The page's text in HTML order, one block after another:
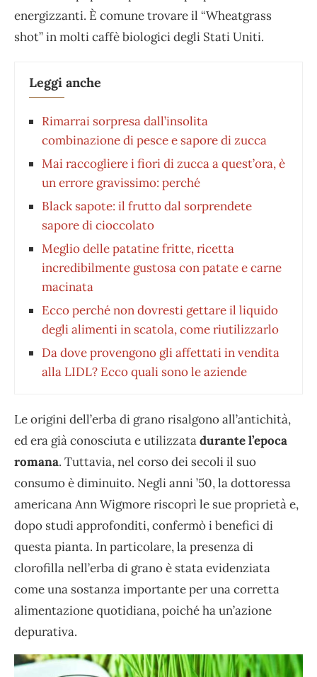
energizzanti. È comune trovare il “Wheatgrass
shot” in molti caffè biologici degli Stati Uniti.
Leggi anche
Rimarrai sorpresa dall’insolita
combinazione di pesce e sapore di zucca
Mai raccogliere i fiori di zucca a quest’ora, è
un errore gravissimo: perché
Black sapote: il frutto dal sorprendete
sapore di cioccolato
Meglio delle patatine fritte, ricetta
incredibilmente gustosa con patate e carne
macinata
Ecco perché non dovresti gettare il liquido
degli alimenti in scatola, come riutilizzarlo
Da dove provengono gli affettati in vendita
alla LIDL? Ecco quali sono le aziende
Le origini dell’erba di grano risalgono all’antichità,
ed era già conosciuta e utilizzatadurante l’epoca
romana. Tuttavia, nel corso dei secoli il suo
consumo è diminuito. Negli anni ’50, la dottoressa
americana Ann Wigmore riscoprì le sue proprietà e,
dopo studi approfonditi, confermò i benefici di
questa pianta. In particolare, la presenza di
clorofilla nell’erba di grano è stata evidenziata
come una sostanza importante per una corretta
alimentazione quotidiana, poiché ha un’azione
depurativa.